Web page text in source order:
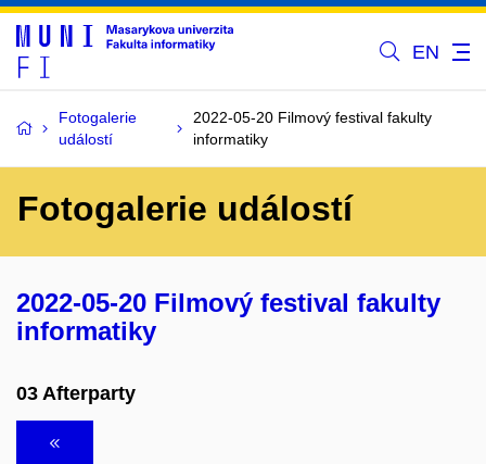
EN
Fotogalerie
událostí
2022-05-20 Filmový festival fakulty
informatiky
Fotogalerie událostí
2022-05-20 Filmový festival fakulty
informatiky
03 Afterparty